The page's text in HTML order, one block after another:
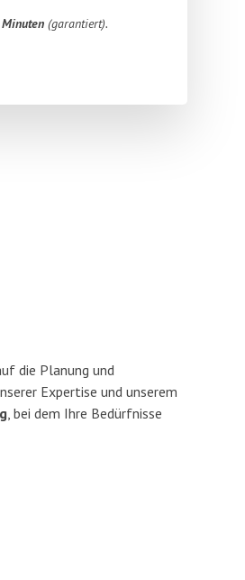
(garantiert).
die Planung und
Expertise und unserem
, bei dem Ihre Bedürfnisse